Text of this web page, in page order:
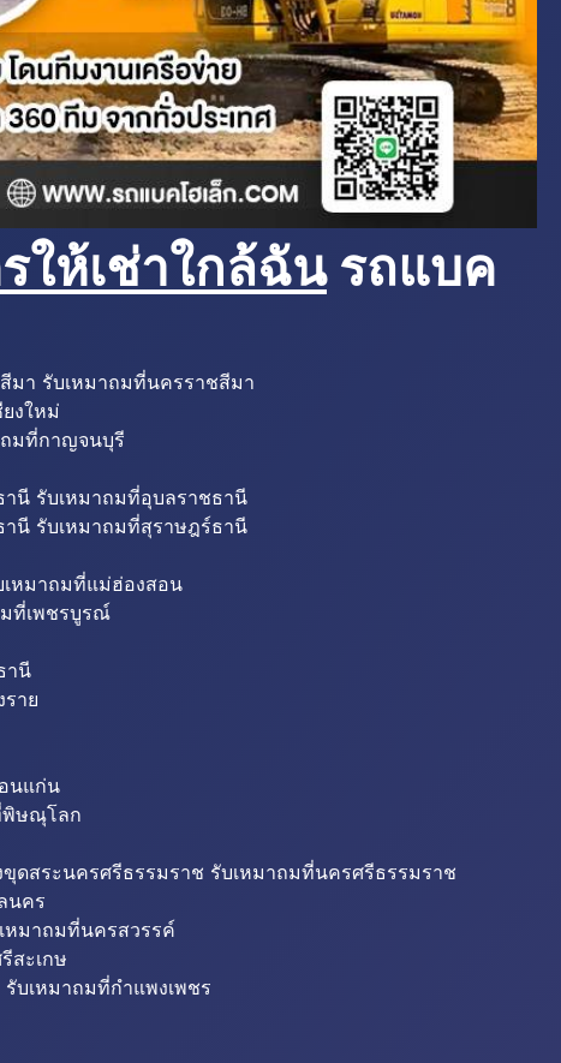
ให้เช่าใกล้ฉันรถแบค
มา รับเหมาถมที่นครราชสีมา
งใหม่
มที่กาญจนบุรี
นี รับเหมาถมที่อุบลราชธานี
นี รับเหมาถมที่สุราษฎร์ธานี
หมาถมที่แม่ฮ่องสอน
ที่เพชรบูรณ์
านี
ราย
นแก่น
พิษณุโลก
ดสระนครศรีธรรมราช รับเหมาถมที่นครศรีธรรมราช
นคร
หมาถมที่นครสวรรค์
สะเกษ
บเหมาถมที่กำแพงเพชร